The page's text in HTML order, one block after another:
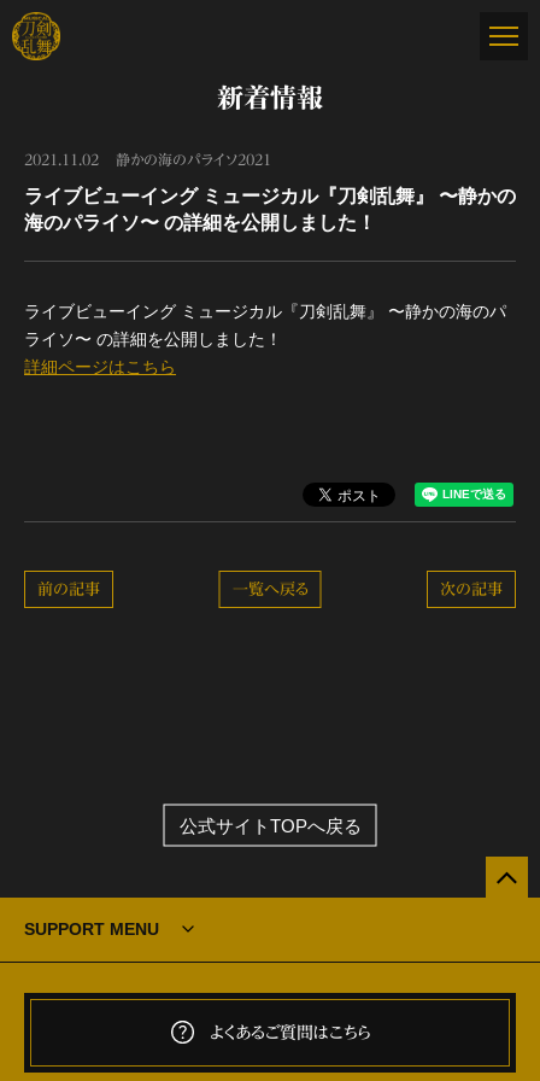
新着情報
2021.11.02 静かの海のパライソ2021
ライブビューイング ミュージカル『刀剣乱舞』 〜静かの
海のパライソ〜 の詳細を公開しました！
ライブビューイング ミュージカル『刀剣乱舞』 〜静かの海のパ
ライソ〜 の詳細を公開しました！
詳細ページはこちら
次の記事
一覧へ戻る
前の記事
公式サイトTOPへ戻る
SUPPORT MENU
よくあるご質問はこちら